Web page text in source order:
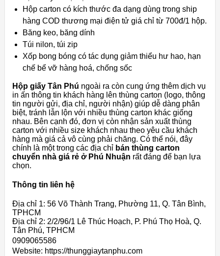
Hộp carton có kích thước đa dạng dùng trong ship
hàng COD thương mại điện tử giá chỉ từ 700đ/1 hộp.
Băng keo, băng dính
Túi nilon, túi zip
Xốp bong bóng có tác dụng giảm thiểu hư hao, hạn
chế bể vỡ hàng hoá, chống sốc
Hộp giấy Tân Phú ngoài ra còn cung ứng thêm dịch vụ
in ấn thông tin khách hàng lên thùng carton (logo, thông
tin người gửi, địa chỉ, người nhận) giúp dễ dàng phân
biệt, tránh lẫn lộn với nhiều thùng carton khác giống
nhau. Bên cạnh đó, đơn vị còn nhận sản xuất thùng
carton với nhiều size khách nhau theo yêu cầu khách
hàng mà giá cả vô cùng phải chăng. Có thể nói, đây
chính là một trong các địa chỉ bán thùng carton
chuyển nhà giá rẻ ở Phú Nhuận rất đáng để bạn lựa
chọn.
Thông tin liên hệ
Địa chỉ 1: 56 Võ Thành Trang, Phường 11, Q. Tân Bình,
TPHCM
Địa chỉ 2: 2/2/96/1 Lê Thúc Hoạch, P. Phú Thọ Hoà, Q.
Tân Phú, TPHCM
0909065586
Website: https://thunggiaytanphu.com